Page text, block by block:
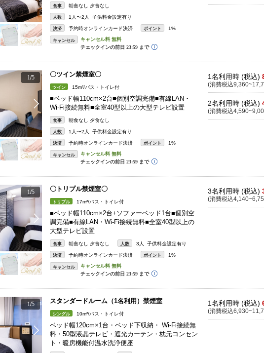
食事 朝食なし 夕食なし
人数 1人〜2人 子供料金設定有り
決済 予約時オンラインカード決済 ポイント 1%
キャンセル
1/5 〇ツイン禁煙室〇
ツイン 15m²/バス・トイレ付
■ベッド幅110cm×2台■個別空調完備■有線LAN・
Wi-Fi接続無料■全室40型以上の大型テレビ設置
食事 朝食なし 夕食なし
人数 1人〜2人 子供料金設定有り
決済 予約時オンラインカード決済 ポイント 1%
キャンセル
1名利用時 (税込)
(消費税込
2名利用時 (税込)
(消費税込
1/5 〇トリプル禁煙室〇
トリプル 17m²/バス・トイレ付
■ベッド幅110cm×2台+ソファーベッド1台■個別空
調完備■有線LAN・Wi-Fi接続無料■全室40型以上の
大型テレビ設置
食事 朝食なし 夕食なし 人数 3人 子供料金設定有り
決済 予約時オンラインカード決済 ポイント 1%
キャンセル
3名利用時 (税込)
(消費税込
1/5 スタンダードルーム（1名利用）禁煙室
シングル 10m²/バス・トイレ付
ベッド幅120cm×1台・ベッド下収納・ Wi-Fi接続無
料・50型液晶テレビ・遮光カーテン・枕元コンセン
ト・暖房機能付温水洗浄便座
1名利用時 (税込)
(消費税込